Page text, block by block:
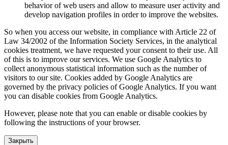
behavior of web users and allow to measure user activity and
develop navigation profiles in order to improve the websites.
So when you access our website, in compliance with Article 22 of
Law 34/2002 of the Information Society Services, in the analytical
cookies treatment, we have requested your consent to their use. All
of this is to improve our services. We use Google Analytics to
collect anonymous statistical information such as the number of
visitors to our site. Cookies added by Google Analytics are
governed by the privacy policies of Google Analytics. If you want
you can disable cookies from Google Analytics.
However, please note that you can enable or disable cookies by
following the instructions of your browser.
Закрыть